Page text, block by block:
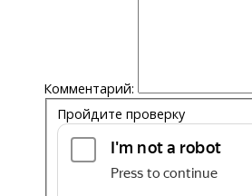
Комментарий:
Пройдите проверку